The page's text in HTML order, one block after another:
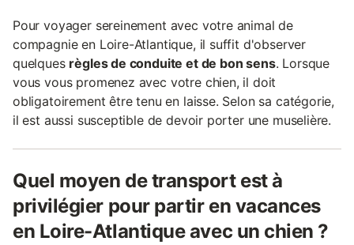
Pour voyager sereinement avec votre animal de
compagnie en Loire-Atlantique, il suffit d'observer
quelques règles de conduite et de bon sens. Lorsque
vous vous promenez avec votre chien, il doit
obligatoirement être tenu en laisse. Selon sa catégorie,
il est aussi susceptible de devoir porter une muselière.
Quel moyen de transport est à
privilégier pour partir en vacances
en Loire-Atlantique avec un chien ?